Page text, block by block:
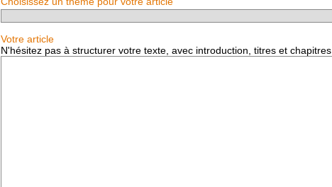
Votre article
N'hésitez pas à structurer votre texte, avec introduction, titres et chapitres